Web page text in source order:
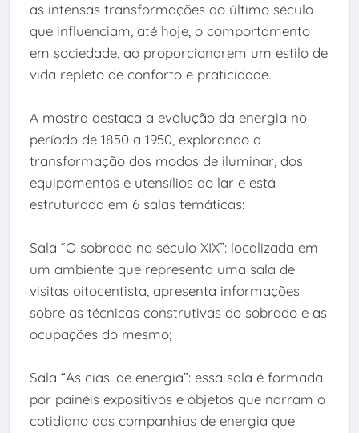
as intensas transformações do último século
que influenciam, até hoje, o comportamento
em sociedade, ao proporcionarem um estilo de
vida repleto de conforto e praticidade.
A mostra destaca a evolução da energia no
período de 1850 a 1950, explorando a
transformação dos modos de iluminar, dos
equipamentos e utensílios do lar e está
estruturada em 6 salas temáticas:
Sala “O sobrado no século XIX”: localizada em
um ambiente que representa uma sala de
visitas oitocentista, apresenta informações
sobre as técnicas construtivas do sobrado e as
ocupações do mesmo;
Sala “As cias. de energia”: essa sala é formada
por painéis expositivos e objetos que narram o
cotidiano das companhias de energia que